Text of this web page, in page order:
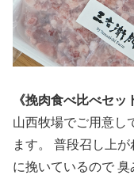
《挽肉食べ比べセッ
山西牧場でご用意し
ます。 普段召し上
に挽いているので